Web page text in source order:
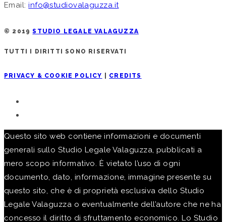
Email:info@studiovalaguzza.it
© 2019STUDIO LEGALE VALAGUZZA
TUTTI I DIRITTI SONO RISERVATI
PRIVACY & COOKIE POLICY CREDITS
Questo sito web contiene informazioni e documenti
generali sullo Studio Legale Valaguzza, pubblicati a
mero scopo informativo. È vietato l’uso di ogni
documento, dato, informazione, immagine presente su
questo sito, che è di proprietà esclusiva dello Studio
Legale Valaguzza o eventualmente dell’autore che ne ha
concesso il diritto di sfruttamento economico. Lo Studio